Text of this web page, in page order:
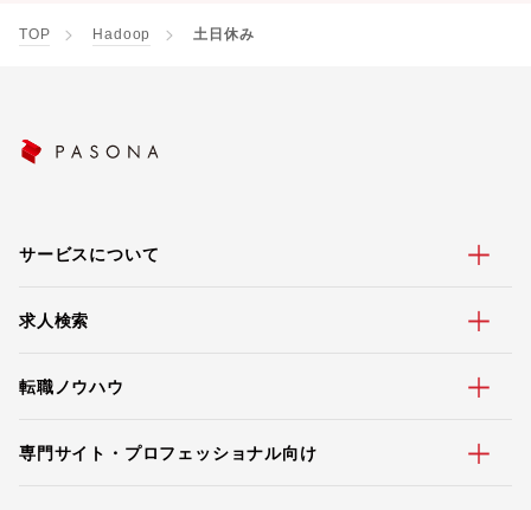
TOP Hadoop 土日休み
サービスについて
求人検索
転職ノウハウ
専門サイト・プロフェッショナル向け